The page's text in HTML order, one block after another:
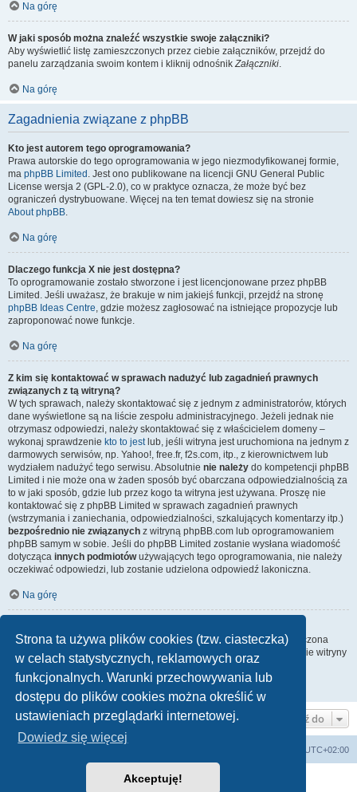
Strona ta używa plików cookies (tzw. ciasteczka)
w celach statystycznych, reklamowych oraz
funkcjonalnych. Warunki przechowywania lub
dostępu do plików cookies można określić w
ustawieniach przeglądarki internetowej.
Dowiedz się więcej
Akceptuję!
Na górę
W jaki sposób można znaleźć wszystkie swoje załączniki?
Aby wyświetlić listę zamieszczonych przez ciebie załączników, przejdź do
panelu zarządzania swoim kontem i kliknij odnośnikZałączniki.
Na górę
Zagadnienia związane z phpBB
Kto jest autorem tego oprogramowania?
Prawa autorskie do tego oprogramowania w jego niezmodyfikowanej formie,
ma phpBB Limited . Jest ono publikowane na licencji GNU General Public
License wersja 2 (GPL-2.0), co w praktyce oznacza, że może być bez
ograniczeń dystrybuowane. Więcej na ten temat dowiesz się na stronie
About phpBB.
Na górę
Dlaczego funkcja X nie jest dostępna?
To oprogramowanie zostało stworzone i jest licencjonowane przez phpBB
Limited. Jeśli uważasz, że brakuje w nim jakiejś funkcji, przejdź na stronę
phpBB Ideas Centre, gdzie możesz zagłosować na istniejące propozycje lub
zaproponować nowe funkcje.
Na górę
Z kim się kontaktować w sprawach nadużyć lub zagadnień prawnych
związanych z tą witryną?
W tych sprawach, należy skontaktować się z jednym z administratorów, których
dane wyświetlone są na liście zespołu administracyjnego. Jeżeli jednak nie
otrzymasz odpowiedzi, należy skontaktować się z właścicielem domeny –
wykonaj sprawdzenie kto to jestlub, jeśli witryna jest uruchomiona na jednym z
darmowych serwisów, np. Yahoo!, free.fr, f2s.com, itp., z kierownictwem lub
wydziałem nadużyć tego serwisu. Absolutnie nie należy do kompetencji phpBB
Limited i nie może ona w żaden sposób być obarczana odpowiedzialnością za
to w jaki sposób, gdzie lub przez kogo ta witryna jest używana. Proszę nie
kontaktować się z phpBB Limited w sprawach zagadnień prawnych
(wstrzymania i zaniechania, odpowiedzialności, szkalujących komentarzy itp.)
bezpośrednio nie związanych z witryną phpBB.com lub oprogramowaniem
phpBB samym w sobie. Jeśli do phpBB Limited zostanie wysłana wiadomość
dotycząca innych podmiotówużywających tego oprogramowania, nie należy
oczekiwać odpowiedzi, lub zostanie udzielona odpowiedź lakoniczna.
Na górę
Wszyscy użytkownicy witryny mogą używać – jeśli funkcja ta jest włączona
przez administratora witryny – formularza „Kontakt z nami”. Członkowie witryny
mogą także używać odnośnika „Zespół administracyjny”.
Na górę
Przejdź do
UTC+02:00
Technologię dostarczaphpBB® Forum Software © phpBB Limited